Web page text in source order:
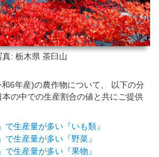
真: 栃木県 茶臼山
6年産)の農作物について、 以下の分
の中での生産割合の値と共にご提供
で生産量が多い『いも類』
で生産量が多い『野菜』
で生産量が多い『果物』